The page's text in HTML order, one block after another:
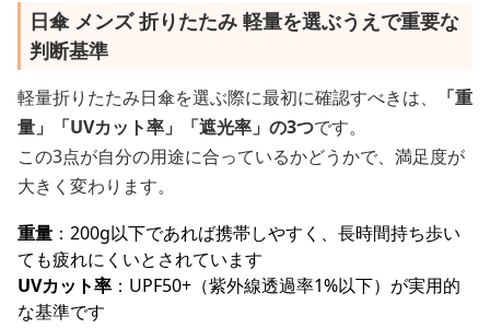
日傘 メンズ 折りたたみ 軽量を選ぶうえで重要な
判断基準
軽量折りたたみ日傘を選ぶ際に最初に確認すべきは、
「重
量」「UVカット率」「遮光率」の3つです。
この3点が自分の用途に合っているかどうかで、満足度が
大きく変わります。
重量 ：200g以下であれば携帯しやすく、長時間持ち歩い
ても疲れにくいとされています
UVカット率 ：UPF50+（紫外線透過率1%以下）が実用的
な基準です